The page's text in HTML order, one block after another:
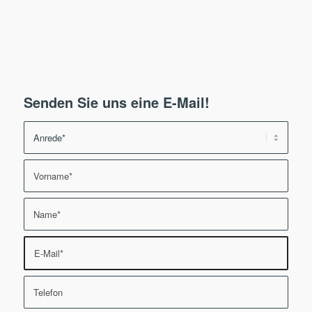
Senden Sie uns eine E-Mail!